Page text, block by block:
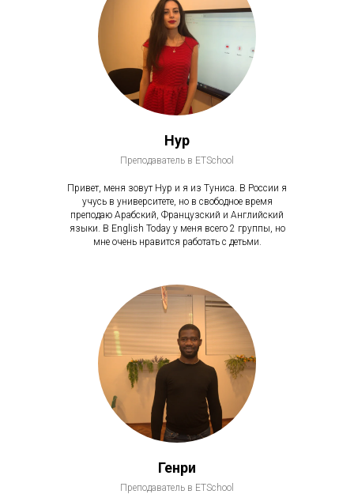
Нур
Преподаватель в ETSchool
Привет, меня зовут Нур и я из Туниса. В России я
учусь в университете, но в свободное время
преподаю Арабский, Французский и Английский
языки. В English Today у меня всего 2 группы, но
мне очень нравится работать с детьми.
Генри
Преподаватель в ETSchool